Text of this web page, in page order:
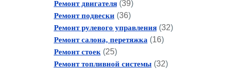
Ремонт двигателя(39)
Ремонт подвески(36)
Ремонт рулевого управления(32)
Ремонт салона, перетяжка (16)
Ремонт стоек (25)
Ремонт топливной системы(32)